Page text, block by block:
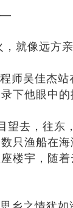
就像远方亲
吴佳杰站
下他眼中的
去，往东
只渔船在
楼宇，随